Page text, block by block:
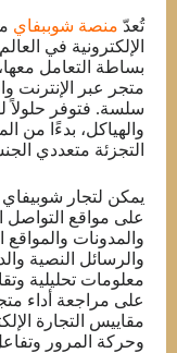
تُعدّ منصة شوببفاي
الإلكترونية في
بساطة التعامل
متجر عبر الإنترنت
سلسة. فتوفر حلولاً
والهياكل، بدءًا من
التجزئة متعددي
يمكن لتجار شوبيفاي
على مواقع التواصل
والمدونات والمواقع
والرسائل النصية
معلومات تحليلية
على مراجعة أداء
مقاييس التجارة
وحركة المرور